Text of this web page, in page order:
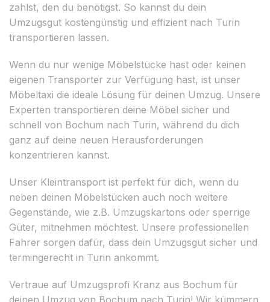
zahlst, den du benötigst. So kannst du dein
Umzugsgut kostengünstig und effizient nach Turin
transportieren lassen.
Wenn du nur wenige Möbelstücke hast oder keinen
eigenen Transporter zur Verfügung hast, ist unser
Möbeltaxi die ideale Lösung für deinen Umzug. Unsere
Experten transportieren deine Möbel sicher und
schnell von Bochum nach Turin, während du dich
ganz auf deine neuen Herausforderungen
konzentrieren kannst.
Unser Kleintransport ist perfekt für dich, wenn du
neben deinen Möbelstücken auch noch weitere
Gegenstände, wie z.B. Umzugskartons oder sperrige
Güter, mitnehmen möchtest. Unsere professionellen
Fahrer sorgen dafür, dass dein Umzugsgut sicher und
termingerecht in Turin ankommt.
Vertraue auf Umzugsprofi Kranz aus Bochum für
deinen Umzug von Bochum nach Turin! Wir kümmern